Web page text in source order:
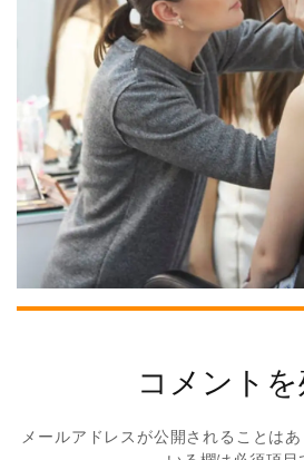
コメント
メールアドレスが公開されることはあ